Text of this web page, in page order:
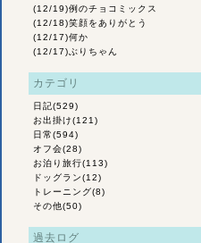
(12/19)例のチョコミックス
(12/18)笑顔をありがとう
(12/17)何か
(12/17) ぶりちゃん
カテゴリ
日記(529)
お出掛け(121)
日常(594)
オフ会(28)
お泊り旅行(113)
ドッグラン(12)
トレーニング(8)
その他(50)
過去ログ